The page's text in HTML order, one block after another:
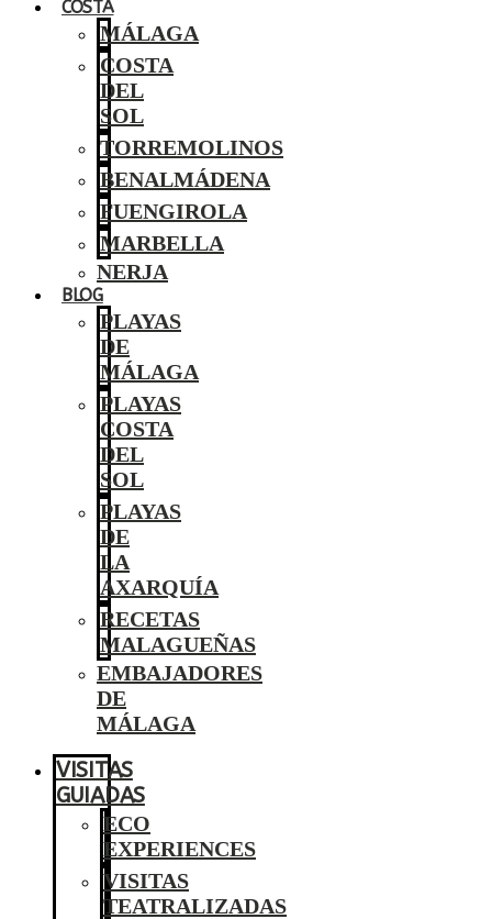
COSTA
MÁLAGA
COSTA
DEL
SOL
TORREMOLINOS
BENALMÁDENA
FUENGIROLA
MARBELLA
NERJA
BLOG
PLAYAS
DE
MÁLAGA
PLAYAS
COSTA
DEL
SOL
PLAYAS
DE
LA
AXARQUÍA
RECETAS
MALAGUEÑAS
EMBAJADORES
DE
MÁLAGA
VISITAS
GUIADAS
ECO
EXPERIENCES
VISITAS
TEATRALIZADAS